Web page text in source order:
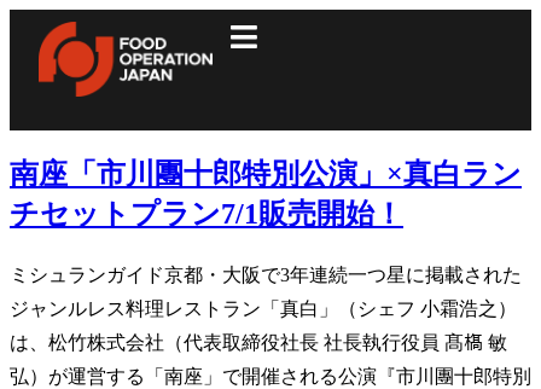
南座「市川團十郎特別公演」×真白ラン
チセットプラン7/1販売開始！
ミシュランガイド京都・大阪で3年連続一つ星に掲載された
ジャンルレス料理レストラン「真白」（シェフ 小霜浩之）
は、松竹株式会社（代表取締役社長 社長執行役員 髙𣘺 敏
弘）が運営する「南座」で開催される公演『市川團十郎特別